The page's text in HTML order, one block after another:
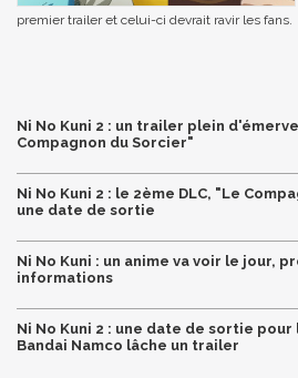
premier trailer et celui-ci devrait ravir les fans.
Ni No Kuni 2 : un trailer plein
Compagnon du Sorcier"
Ni No Kuni 2 : le 2ème DLC, "Le
une date de sortie
Ni No Kuni : un anime va voir le jour,
informations
Ni No Kuni 2 : une date de sortie pour
Bandai Namco lâche un trailer